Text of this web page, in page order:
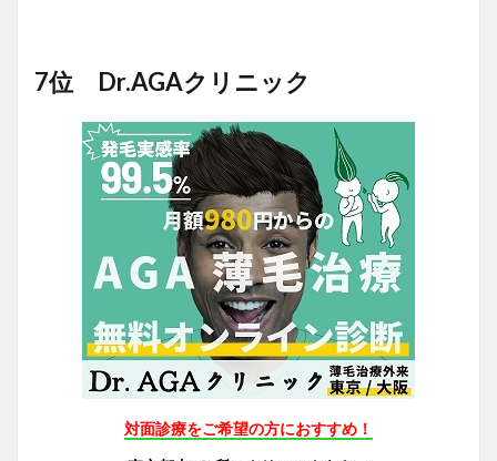
7位 Dr.AGAクリニック
対面診療をご希望の方におすすめ！